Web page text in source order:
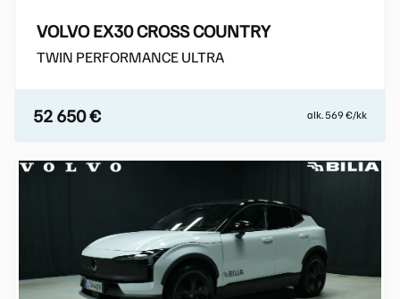
VOLVO EX30 CROSS COUNTRY
TWIN PERFORMANCE ULTRA
52 650 € alk. 569 €/kk